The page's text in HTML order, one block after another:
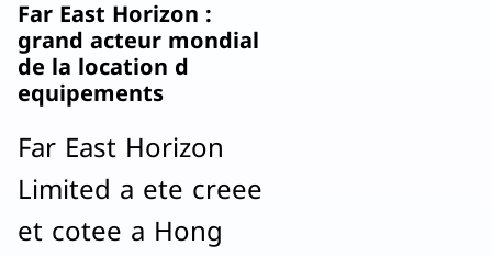
Far East Horizon :
grand acteur mondial
de la location d
equipements
Far East Horizon
Limited a ete creee
et cotee a Hong